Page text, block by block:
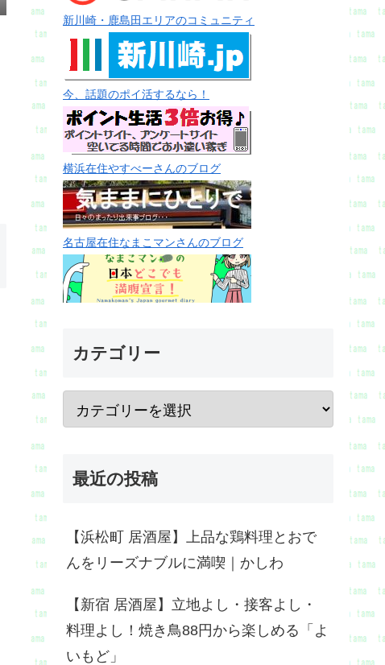
新川崎・鹿島田エリアのコミュニティ
今、話題のポイ活するなら！
横浜在住やすべーさんのブログ
名古屋在住なまこマンさんのブログ
カテゴリー
最近の投稿
【浜松町 居酒屋】上品な鶏料理とおで
んをリーズナブルに満喫｜かしわ
【新宿 居酒屋】立地よし・接客よし・
料理よし！焼き鳥88円から楽しめる「よ
いもど」